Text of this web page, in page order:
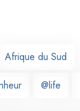
Afrique du Sud
@life